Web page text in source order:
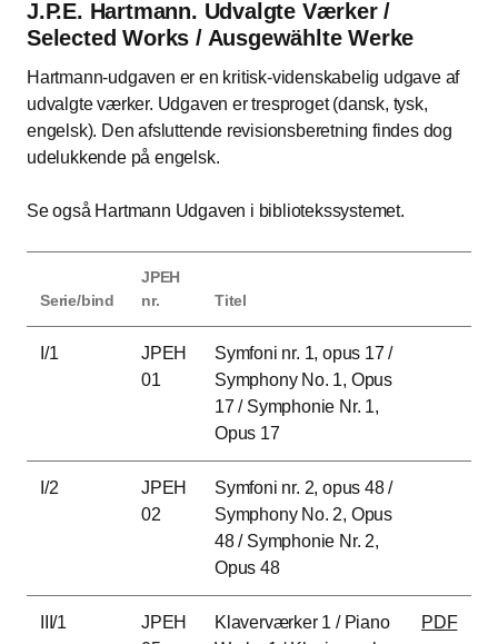
J.P.E. Hartmann. Udvalgte Værker /
Selected Works / Ausgewählte Werke
Hartmann-udgaven er en kritisk-videnskabelig udgave af
udvalgte værker. Udgaven er tresproget (dansk, tysk,
engelsk). Den afsluttende revisionsberetning findes dog
udelukkende på engelsk.
Se også Hartmann Udgaven i bibliotekssystemet.
Serie/bind
JPEH
nr.
Titel
I/1
JPEH
01
Symfoni nr. 1, opus 17 /
Symphony No. 1, Opus
17 / Symphonie Nr. 1,
Opus 17
I/2
JPEH
02
Symfoni nr. 2, opus 48 /
Symphony No. 2, Opus
48 / Symphonie Nr. 2,
Opus 48
III/1
JPEH
Klaverværker 1 / Piano
PDF